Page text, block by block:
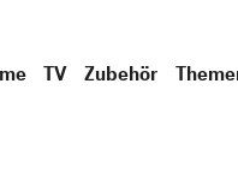
TV Zubehör